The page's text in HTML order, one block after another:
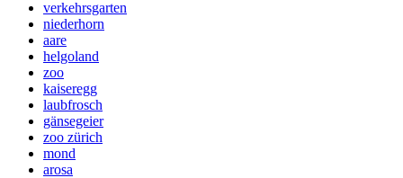
verkehrsgarten
niederhorn
aare
helgoland
zoo
kaiseregg
laubfrosch
gänsegeier
zoo zürich
mond
arosa